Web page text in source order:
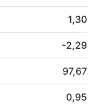
1,30
-2,29
97,67
0,95